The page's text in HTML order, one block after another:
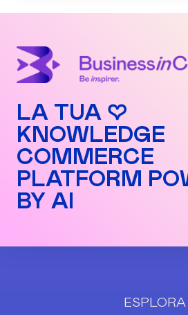
LA TUA ♡
KNOWLEDGE
COMMERCE
PLATFORM
BY AI
ESPLORA